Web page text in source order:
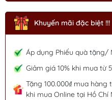
Khuyến mãi đặc biệt !!!
Áp dụng Phiếu quà tặng/
Giảm giá 10% khi mua từ
Tặng 100.000₫ mua
khi mua Online tại Hồ Chí
Mã giảm giá:
Ngày hết hạn:
Điều kiện: